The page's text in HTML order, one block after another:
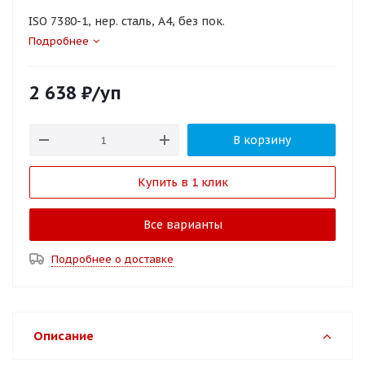
ISO 7380-1, нер. сталь, A4, без пок.
Подробнее
2 638 ₽/уп
В корзину
Купить в 1 клик
Все варианты
Подробнее о доставке
Описание